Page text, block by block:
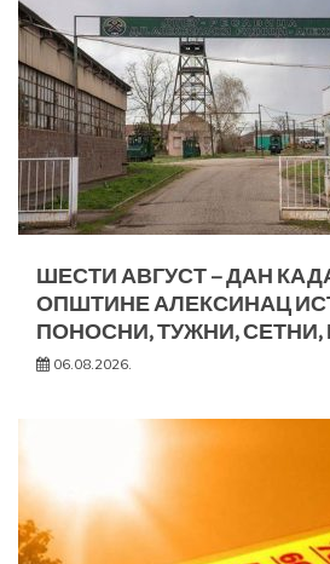
ШЕСТИ АВГУСТ – ДАН
ОПШТИНЕ АЛЕКСИНАЦ
ПОНОСНИ, ТУЖНИ,
06.08.2026.